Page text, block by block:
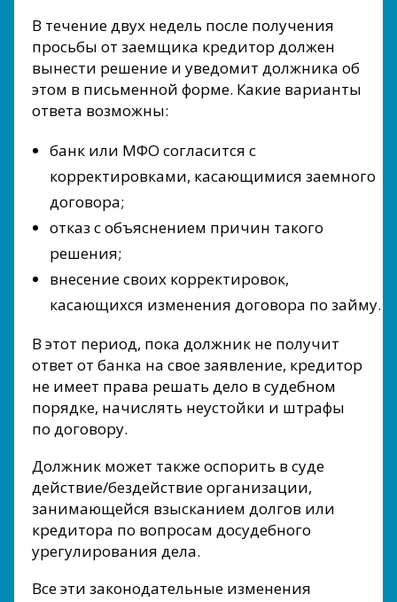
В течение двух недель после получения
просьбы от заемщика кредитор должен
вынести решение и уведомит должника об
этом в письменной форме. Какие варианты
ответа возможны:
банк или МФО согласится с
корректировками, касающимися заемного
договора;
отказ с объяснением причин такого
решения;
внесение своих корректировок,
касающихся изменения договора по займу.
В этот период, пока должник не получит
ответ от банка на свое заявление, кредитор
не имеет права решать дело в судебном
порядке, начислять неустойки и штрафы
по договору.
Должник может также оспорить в суде
действие/бездействие организации,
занимающейся взысканием долгов или
кредитора по вопросам досудебного
урегулирования дела.
Все эти законодательные изменения